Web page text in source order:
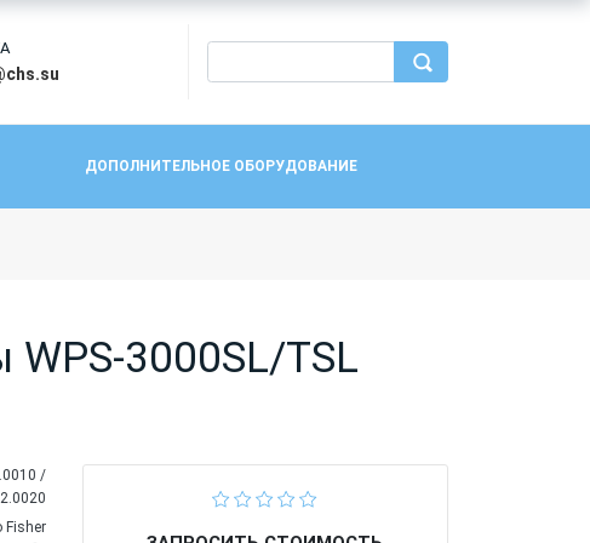
ДОПОЛНИТЕЛЬНОЕ ОБОРУДОВАНИЕ
3000SL/TSL
/
Fisher